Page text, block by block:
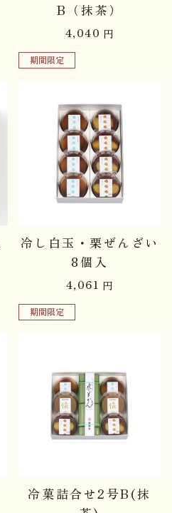
B（抹茶）
4,040 円
期間限定
冷し白玉・栗ぜんざい
8個入
4,061 円
期間限定
冷菓詰合せ2号B(抹